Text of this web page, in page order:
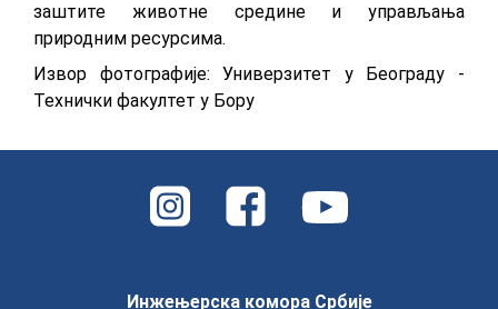
заштите животне средине и управљања
природним ресурсима.
Извор фотографије: Универзитет у Београду -
Технички факултет у Бору
Инжењерска комора Србије